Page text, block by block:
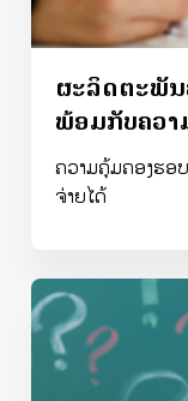
ຜະລິດຕະພັ
ພ້ອມກັບຄວາ
ຄວາມຄຸ້ມຄອງຮອ
ຈ່າຍໄດ້